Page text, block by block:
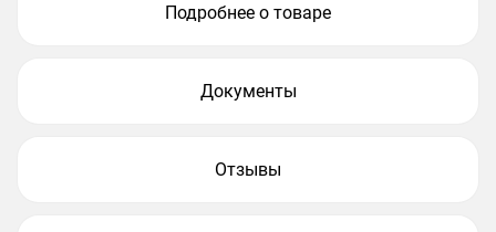
Подробнее о товаре
Документы
Отзывы